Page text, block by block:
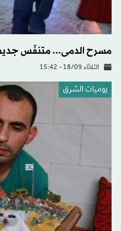
مسرح الدمى... متنفّس
الثلاثاء 18/09 - 15:42
يوميات الشرق